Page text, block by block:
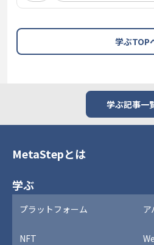
学ぶTOP
学ぶ記事一
MetaStepとは
学ぶ
プラットフォーム ア
NFT